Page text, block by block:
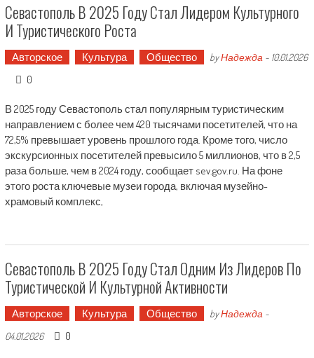
Севастополь В 2025 Году Стал Лидером Культурного
И Туристического Роста
Авторское Культура Общество byНадежда - 10.01.2026
0
В 2025 году Севастополь стал популярным туристическим
направлением с более чем 420 тысячами посетителей, что на
72,5% превышает уровень прошлого года. Кроме того, число
экскурсионных посетителей превысило 5 миллионов, что в 2,5
раза больше, чем в 2024 году, сообщает sev.gov.ru. На фоне
этого роста ключевые музеи города, включая музейно-
храмовый комплекс,
Севастополь В 2025 Году Стал Одним Из Лидеров По
Туристической И Культурной Активности
Авторское Культура Общество byНадежда -
04.01.2026
0